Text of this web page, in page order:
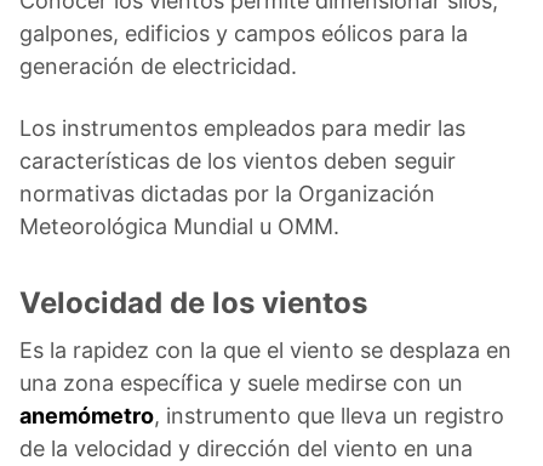
galpones, edificios y campos eólicos para la
generación de electricidad.
Los instrumentos empleados para medir las
características de los vientos deben seguir
normativas dictadas por la Organización
Meteorológica Mundial u OMM.
Velocidad de los vientos
Es la rapidez con la que el viento se desplaza en
una zona específica y suele medirse con un
anemómetro, instrumento que lleva un registro
de la velocidad y dirección del viento en una